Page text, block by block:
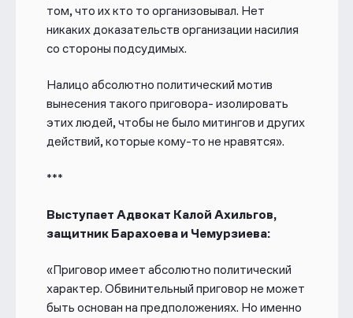
том, что их кто то организовывал. Нет
никаких доказательств организации насилия
со стороны подсудимых.
Налицо абсолютно политический мотив
вынесения такого приговора- изолировать
этих людей, чтобы не было митингов и других
действий, которые кому-то не нравятся».
***
Выступает Адвокат Калой Ахильгов,
защитник Барахоева и Чемурзиева:
«Приговор имеет абсолютно политический
характер. Обвинительный приговор не может
быть основан на предположениях. Но именно